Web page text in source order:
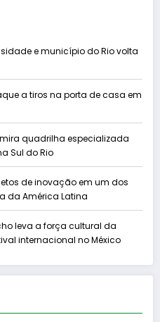
e município do Rio volta
a tiros na porta de casa em
quadrilha especializada
Sul do Rio
de inovação em um dos
da América Latina
leva a força cultural da
internacional no México